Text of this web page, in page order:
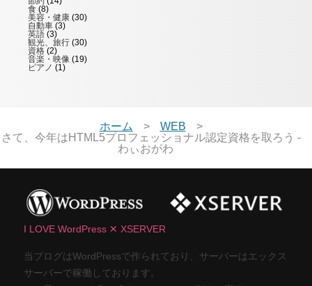
食 (8)
美容・健康 (30)
自動車 (3)
英語 (3)
観光、旅行 (30)
資格 (2)
音楽・映像 (19)
ピアノ (1)
ホーム
WEB
さて、今年はHTML5プロフェッショナル認定資格を取ろう -
わぃおがわ
I LOVE WordPress ✕ XSERVER
当ブログはWordPressで作られており、サーバーはエックス
サーバーで稼働しております。